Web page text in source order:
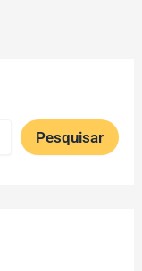
Pesquisar